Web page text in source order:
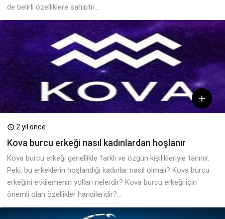
de belirli özelliklere sahiptir...

 2 yıl önce
Kova burcu erkeği nasıl kadınlardan hoşlanır
Kova burcu erkeği genellikle farklı ve özgün kişilikleriyle tanınır.
Peki, bu erkeklerin hoşlandığı kadınlar nasıl olmalı? Kova burcu
erkeğini etkilemenin yolları nelerdir? Kova burcu erkeği için
önemli olan özellikler hangileridir?...